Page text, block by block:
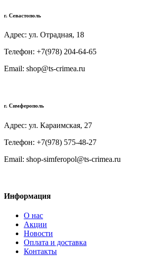
г. Севастополь
Адрес: ул. Отрадная, 18
Телефон: +7(978) 204-64-65
Email: shop@ts-crimea.ru
г. Симферополь
Адрес: ул. Караимская, 27
Телефон: +7(978) 575-48-27
Email: shop-simferopol@ts-crimea.ru
Информация
О нас
Акции
Новости
Оплата и доставка
Контакты